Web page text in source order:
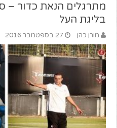
מתרגלים הנאת כדור –
בליגת העל
מורן כהן 27 בספטמבר 2016